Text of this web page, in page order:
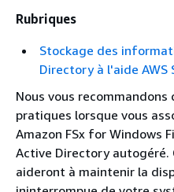
Rubriques
Stockage des
Directory à l'aide AWS
Nous vous recommandons
pratiques lorsque vous
Amazon FSx for Windows
Active Directory autogéré.
aideront à maintenir la